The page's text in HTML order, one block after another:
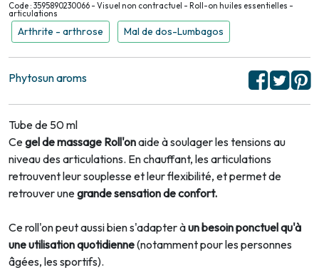
Code : 3595890230066 - Visuel non contractuel - Roll-on huiles essentielles -
articulations
Arthrite - arthrose Mal de dos-Lumbagos
Phytosun aroms
Tube de 50 ml
Cegel de massage Roll'onaide à soulager les tensions au
niveau des articulations. En chauffant, les articulations
retrouvent leur souplesse et leur flexibilité, et permet de
retrouver unegrande sensation de confort.
Ce roll'on peut aussi bien s'adapter àun besoin ponctuel qu'à
une utilisation quotidienne(notamment pour les personnes
âgées, les sportifs).